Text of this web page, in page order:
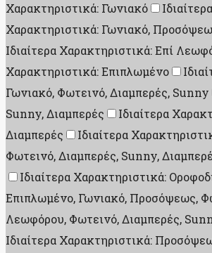
Χαρακτηριστικά: Γωνιακό
Χαρακτηριστικά: Γωνιακό,
Ιδιαίτερα Χαρακτηριστικά: Επί
Χαρακτηριστικά: Επιπλωμένο
Γωνιακό, Φωτεινό, Διαμπερές, Sunny
Sunny, Διαμπερές
Ιδιαίτερα
Διαμπερές
Ιδιαίτερα
Φωτεινό, Διαμπερές, Sunny,
Ιδιαίτερα Χαρακτηριστικά:
Επιπλωμένο, Γωνιακό, Προσόψεως,
Λεωφόρου, Φωτεινό, Διαμπερές,
Ιδιαίτερα Χαρακτηριστικά: